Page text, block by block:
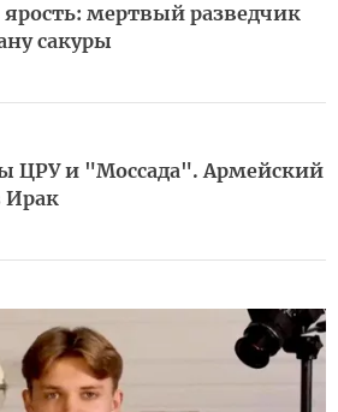
мертвый разведчик
сакуры
ЦРУ и "Моссада". Армейский
Ирак